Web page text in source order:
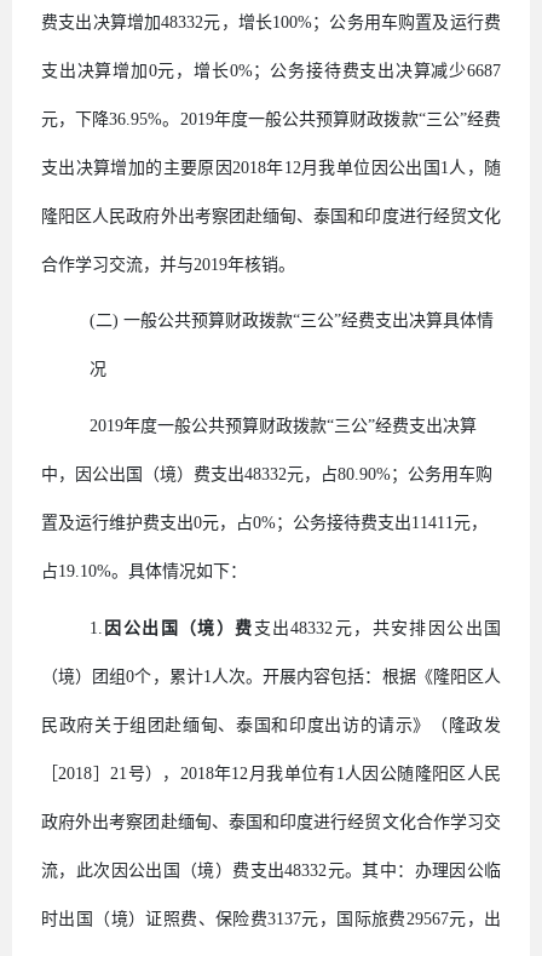
费支出决算增加48332元，增长100%；公务用车购置及运行费
支出决算增加0元，增长0%；公务接待费支出决算减少6687
元，下降36.95%。 2019年度一般公共预算财政拨款“三公”经费
支出决算增加的主要原因 2018年12 月我单位因公出国 1 人，随
隆阳区人民政府外出考察团赴缅甸、泰国和印度进行经贸文化
合作学习交流，并与2019年核销。
(二) 一般公共预算财政拨款“三公”经费支出决算具体情
况
2019年度一般公共预算财政拨款“三公”经费支出决算
中，因公出国（境）费支出48332元，占80.90%；公务用车购
置及运行维护费支出0元，占0%；公务接待费支出11411 元，
占19.10%。具体情况如下：
1. 因公出国（境）费 支出48332 元，共安排因公出国
（境）团组0个，累计1 人次。开展内容包括：根据《隆阳区人
民政府关于组团赴缅甸、泰国和印度出访的请示》（隆政发
2018］ 21 号）， 2018年12 月我单位有1 人因公随隆阳区人民
政府外出考察团赴缅甸、泰国和印度进行经贸文化合作学习交
流，此次因公出国（境）费支出48332元。其中：办理因公临
时出国（境）证照费、保险费3137元，国际旅费 29567元，出